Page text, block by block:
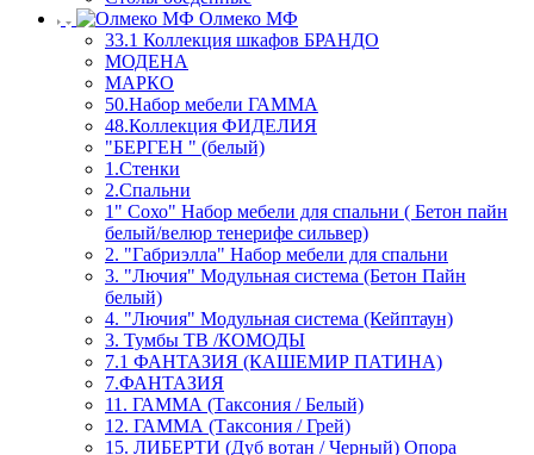
Олмеко МФ
33.1 Коллекция шкафов БРАНДО
МОДЕНА
МАРКО
50.Набор мебели ГАММА
48.Коллекция ФИДЕЛИЯ
"БЕРГЕН " (белый)
1.Стенки
2.Спальни
1" Сохо" Набор мебели для спальни ( Бетон пайн
белый/велюр тенерифе сильвер)
2. "Габриэлла" Набор мебели для спальни
3. "Лючия" Модульная система (Бетон Пайн
белый)
4. "Лючия" Модульная система (Кейптаун)
3. Тумбы ТВ /КОМОДЫ
7.1 ФАНТАЗИЯ (КАШЕМИР ПАТИНА)
7.ФАНТАЗИЯ
11. ГАММА (Таксония / Белый)
12. ГАММА (Таксония / Грей)
15. ЛИБЕРТИ (Дуб вотан / Черный) Опора